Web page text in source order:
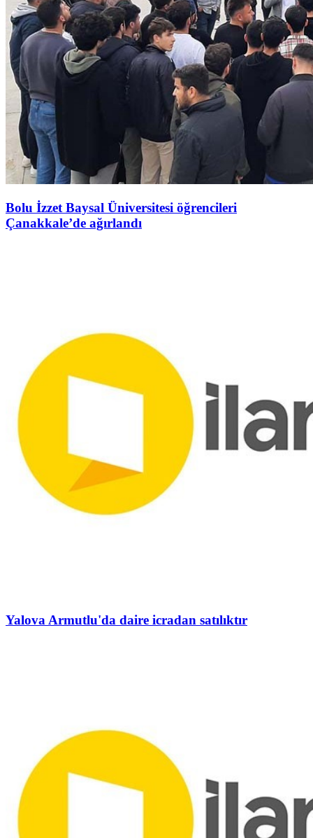
Bolu İzzet Baysal Üniversitesi öğrencileri
Çanakkale’de ağırlandı
Yalova Armutlu'da daire icradan satılıktır